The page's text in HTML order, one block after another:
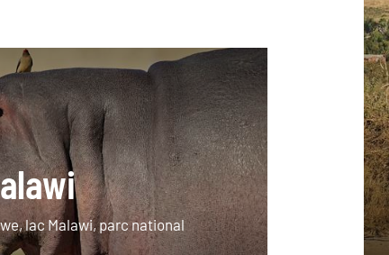
lac Malawi, parc national